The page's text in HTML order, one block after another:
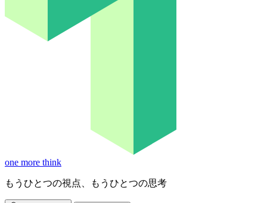
one more think
もうひとつの視点、もうひとつの思考